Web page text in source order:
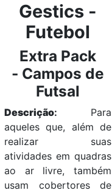
Gestics -
Futebol
Extra Pack
- Campos de
Futsal
Descrição:
Para
aqueles que, além de
realizar suas
atividades em quadras
ao ar livre, também
usam cobertores de